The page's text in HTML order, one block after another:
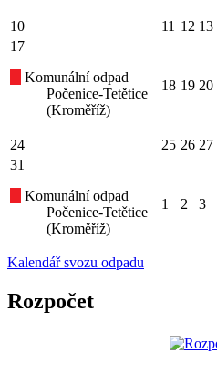
10 11 12 13
17
Komunální odpad
Počenice-Tetětice
(Kroměříž)
18 19 20
24 25 26 27
31
Komunální odpad
Počenice-Tetětice
(Kroměříž)
1 2 3
Kalendář svozu odpadu
Rozpočet